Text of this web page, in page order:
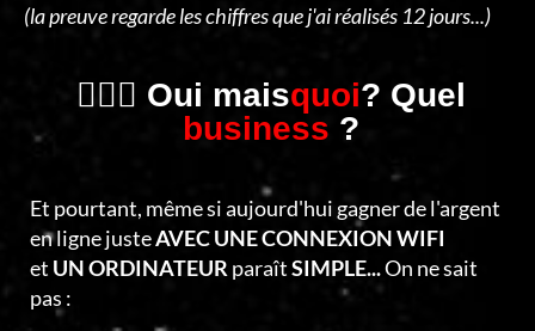
(la preuve regarde les chiffres que j'ai réalisés 12 jours...)
🤷🏻‍♂️ Oui maisquoi? Quel
business ?
Et pourtant, même si aujourd'hui gagner de l'argent
en ligne justeAVEC UNE CONNEXION WIFI
et UN ORDINATEUR paraîtSIMPLE...On ne sait
pas :